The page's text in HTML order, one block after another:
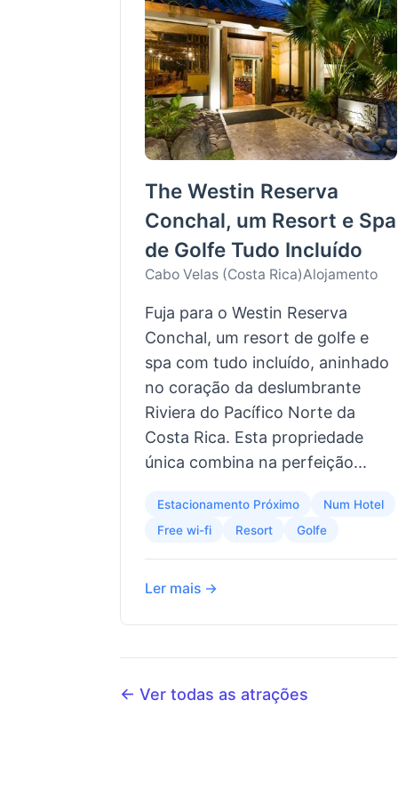
The Westin Reserva
Conchal, um Resort e Spa
de Golfe Tudo Incluído
Cabo Velas (Costa Rica)Alojamento
Fuja para o Westin Reserva
Conchal, um resort de golfe e
spa com tudo incluído, aninhado
no coração da deslumbrante
Riviera do Pacífico Norte da
Costa Rica. Esta propriedade
única combina na perfeição...
Estacionamento Próximo
Num Hotel
Free wi-fi
Resort Golfe
Ler mais →
← Ver todas as atrações